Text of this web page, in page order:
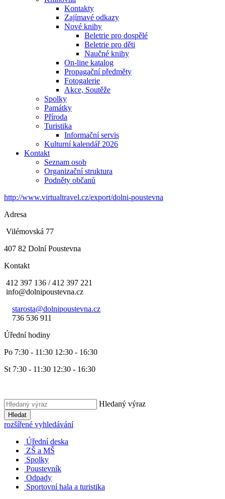
Kontakty
Zajímavé odkazy
Nové knihy
Beletrie pro dospělé
Beletrie pro děti
Naučné knihy
On-line katalog
Propagační předměty
Fotogalerie
Akce, Soutěže
Spolky
Památky
Příroda
Turistika
Informační servis
Kulturní kalendář 2026
Kontakt
Seznam osob
Organizační struktura
Podněty občanů
http://www.virtualtravel.cz/export/dolni-poustevna
Adresa
Vilémovská 77
407 82 Dolní Poustevna
Kontakt
412 397 136 / 412 397 221
info@dolnipoustevna.cz
starosta@dolnipoustevna.cz
736 536 911
Úřední hodiny
Po 7:30 - 11:30 12:30 - 16:30
St 7:30 - 11:30 12:30 - 16:30
Hledaný výraz
Hledat
rozšířené vyhledávání
Úřední deska
ZŠ a MŠ
Spolky
Poustevník
Odpady
Sportovní hala a turistika